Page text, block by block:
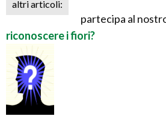
altri articoli:
partecipa al
riconoscere i fiori?